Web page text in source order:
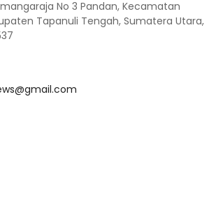
No 3 Pandan, Kecamatan
Tapanuli Tengah, Sumatera Utara,